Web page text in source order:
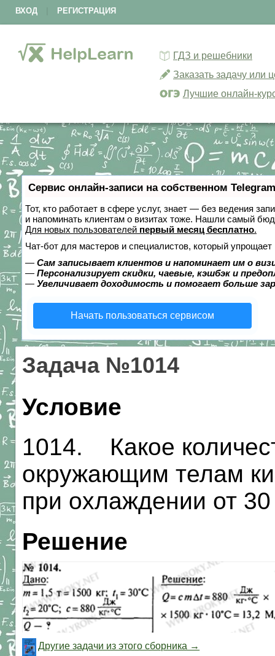
ВХОД РЕГИСТРАЦИЯ
ГДЗ и решебники
Заказать задачу или
Лучшие онлайн-
Сервис онлайн-записи на собственном
Тот, кто работает в сфере услуг, знает — без ведения
и напоминать клиентам о визитах тоже. Нашли самый
Для новых пользователей первый месяц бесплатно.
Чат-бот для мастеров и специалистов, который упрощает
— Сам записывает клиентов и напоминает им о
— Персонализирует скидки, чаевые, кэшбэк и
— Увеличивает доходимость и помогает больше
Начать пользоваться сервисом
Задача №1014
Условие
1014. Какое
окружающим телам
при охлаждении от
Решение
Другие задачи из этого сборника →